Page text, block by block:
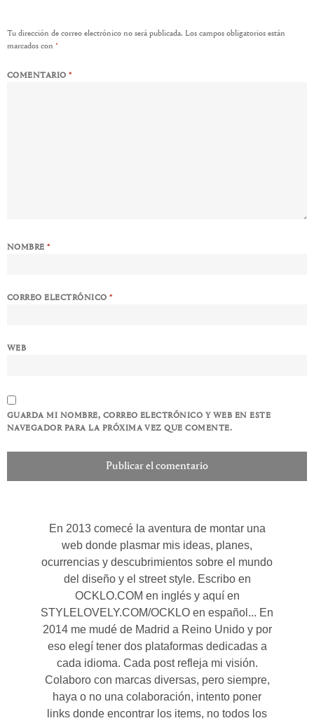
Tu dirección de correo electrónico no será publicada. Los campos obligatorios están
marcados con *
COMENTARIO*
NOMBRE*
CORREO ELECTRÓNICO*
WEB
GUARDA MI NOMBRE, CORREO ELECTRÓNICO Y WEB EN ESTE
NAVEGADOR PARA LA PRÓXIMA VEZ QUE COMENTE.
En 2013 comecé la aventura de montar una
web donde plasmar mis ideas, planes,
ocurrencias y descubrimientos sobre el mundo
del diseño y el street style. Escribo en
OCKLO.COM en inglés y aquí en
STYLELOVELY.COM/OCKLO en español... En
2014 me mudé de Madrid a Reino Unido y por
eso elegí tener dos plataformas dedicadas a
cada idioma. Cada post refleja mi visión.
Colaboro con marcas diversas, pero siempre,
haya o no una colaboración, intento poner
links donde encontrar los items, no todos los